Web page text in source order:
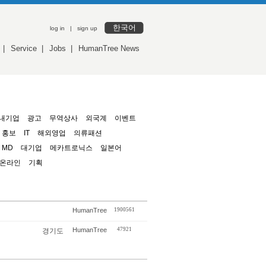
log in | sign up 한국어
Service Jobs HumanTree News
기업 광고 무역상사 외국계
이벤트
홍보 IT 해외영업
의류패션
MD 대기업 메카트로닉스
일본어
온라인 기획
HumanTree 1900561
경기도 HumanTree 47921